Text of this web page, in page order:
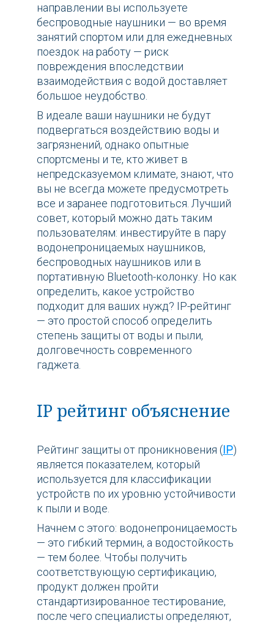
направлении вы используете
беспроводные наушники — во время
занятий спортом или для ежедневных
поездок на работу — риск
повреждения впоследствии
взаимодействия с водой доставляет
большое неудобство.
В идеале ваши наушники не будут
подвергаться воздействию воды и
загрязнений, однако опытные
спортсмены и те, кто живет в
непредсказуемом климате, знают, что
вы не всегда можете предусмотреть
все и заранее подготовиться. Лучший
совет, который можно дать таким
пользователям: инвестируйте в пару
водонепроницаемых наушников,
беспроводных наушников или в
портативную Bluetooth-колонку. Но как
определить, какое устройство
подходит для ваших нужд? IP-рейтинг
— это простой способ определить
степень защиты от воды и пыли,
долговечность современного
гаджета.
IP рейтинг объяснение
Рейтинг защиты от проникновения (IP)
является показателем, который
используется для классификации
устройств по их уровню устойчивости
к пыли и воде.
Начнем с этого: водонепроницаемость
— это гибкий термин, а водостойкость
— тем более. Чтобы получить
соответствующую сертификацию,
продукт должен пройти
стандартизированное тестирование,
после чего специалисты определяют,